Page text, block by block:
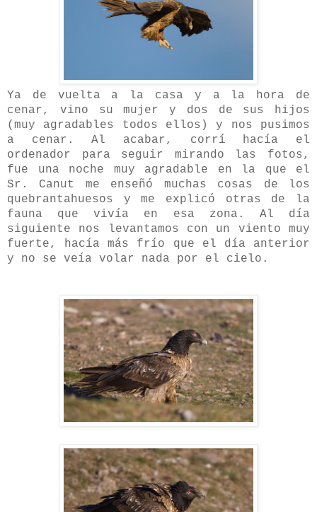
Ya de vuelta a la casa y a la hora de
cenar, vino su mujer y dos de sus hijos
(muy agradables todos ellos) y nos pusimos
a cenar. Al acabar, corrí hacía el
ordenador para seguir mirando las fotos,
fue una noche muy agradable en la que el
Sr. Canut me enseñó muchas cosas de los
quebrantahuesos y me explicó otras de la
fauna que vivía en esa zona. Al día
siguiente nos levantamos con un viento muy
fuerte, hacía más frío que el día anterior
y no se veía volar nada por el cielo.